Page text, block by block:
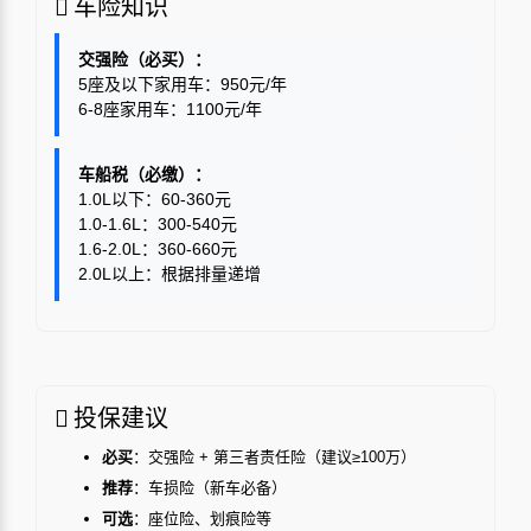
车险知识
交强险（必买）：
5座及以下家用车：950元/年
6-8座家用车：1100元/年
车船税（必缴）：
1.0L以下：60-360元
1.0-1.6L：300-540元
1.6-2.0L：360-660元
2.0L以上：根据排量递增
投保建议
必买：交强险 + 第三者责任险（建议≥100万）
推荐：车损险（新车必备）
可选：座位险、划痕险等